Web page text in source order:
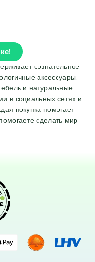
сознательное
аксессуары,
и натуральные
в социальных сетях и
покупка помогает
сделать мир